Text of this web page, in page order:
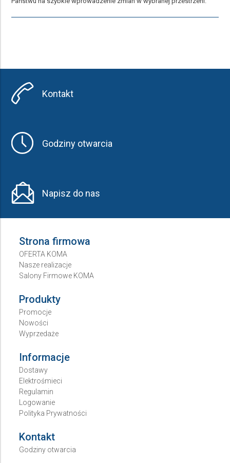
Kontakt
Godziny otwarcia
Napisz do nas
Strona firmowa
OFERTA KOMA
Nasze realizacje
Salony Firmowe KOMA
Produkty
Promocje
Nowości
Wyprzedaże
Informacje
Dostawy
Elektrośmieci
Regulamin
Logowanie
Polityka Prywatności
Kontakt
Godziny otwarcia